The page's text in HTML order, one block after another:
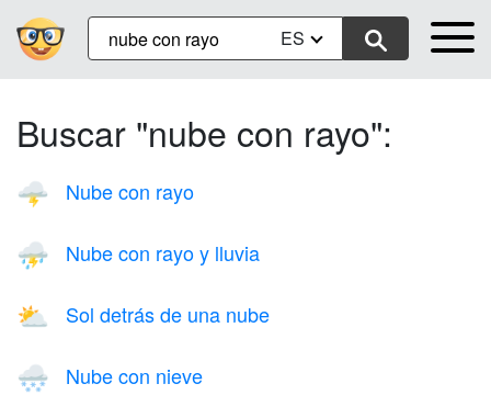
ES
Buscar "nube con rayo":
🌩️ Nube con rayo
⛈️ Nube con rayo y lluvia
⛅ Sol detrás de una nube
🌨️ Nube con nieve